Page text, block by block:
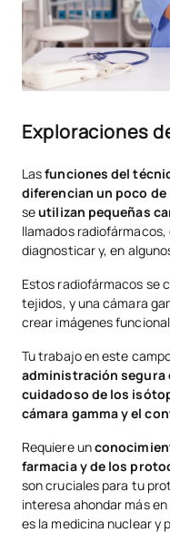
Exploraciones
Lasfunciones del
diferencian un poco
seutilizan pequeñas
llamados
diagnosticar y, en
Estos radiofármacos se
tejidos, y una cámara
crear imágenes
Tu trabajo en este
administración segura
cuidadoso de los
cámara gamma y el
Requiere un
farmacia y de los
son cruciales para tu
interesa ahondar más
es la medicina nuclear y